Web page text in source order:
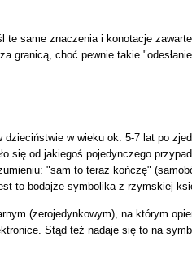
same znaczenia i konotacje
granicą, choć pewnie takie
dzieciństwie w wieku ok. 5-7 lat po
się od jakiegoś pojedynczego
"sam to teraz kończę"
to bodajże symbolika z rzymskiej
(zerojedynkowym), na którym
Stąd też nadaje się to na